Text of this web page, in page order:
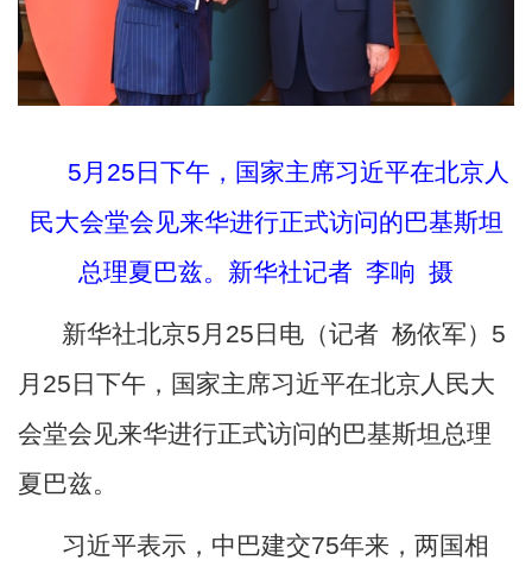
5月25日下午，国家主席习近平在北京人
民大会堂会见来华进行正式访问的巴基斯坦
总理夏巴兹。新华社记者 李响 摄
新华社北京5月25日电（记者 杨依军）5
月25日下午，国家主席习近平在北京人民大
会堂会见来华进行正式访问的巴基斯坦总理
夏巴兹。
习近平表示，中巴建交75年来，两国相